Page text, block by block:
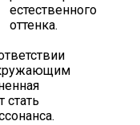
естественного
оттенка.
стать